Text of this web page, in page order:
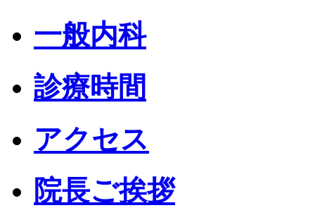
一般内科
診療時間
アクセス
院長ご挨拶